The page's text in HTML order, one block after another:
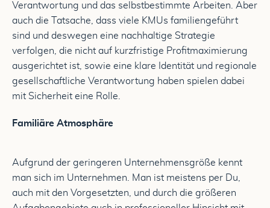
Verantwortung und das selbstbestimmte Arbeiten. Aber
auch die Tatsache, dass viele KMUs familiengeführt
sind und deswegen eine nachhaltige Strategie
verfolgen, die nicht auf kurzfristige Profitmaximierung
ausgerichtet ist, sowie eine klare Identität und regionale
gesellschaftliche Verantwortung haben spielen dabei
mit Sicherheit eine Rolle.
Familiäre Atmosphäre
Aufgrund der geringeren Unternehmensgröße kennt
man sich im Unternehmen. Man ist meistens per Du,
auch mit den Vorgesetzten, und durch die größeren